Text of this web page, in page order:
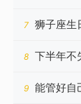
座，笑傲
7
狮子座生
下半年木
8
下半年不
钱存到手
9
能管好自